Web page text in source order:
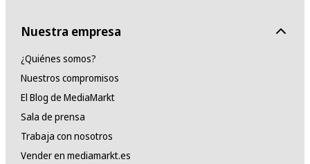
Nuestra empresa
¿Quiénes somos?
Nuestros compromisos
El Blog de MediaMarkt
Sala de prensa
Trabaja con nosotros
Vender en mediamarkt.es